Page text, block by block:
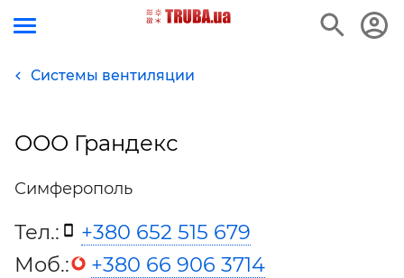
Системы вентиляции
ООО Грандекс
Симферополь
Тел.:
+380 652 515 679
Моб.:
+380 66 906 3714